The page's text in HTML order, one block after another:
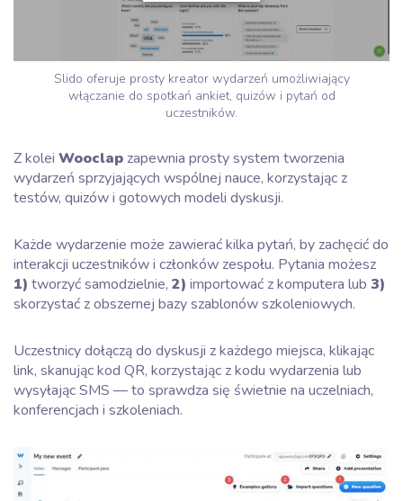
Slido oferuje prosty kreator wydarzeń umożliwiający
włączanie do spotkań ankiet, quizów i pytań od
uczestników.
Z kolei Wooclap zapewnia prosty system tworzenia
wydarzeń sprzyjających wspólnej nauce, korzystając z
testów, quizów i gotowych modeli dyskusji.
Każde wydarzenie może zawierać kilka pytań, by zachęcić do
interakcji uczestników i członków zespołu. Pytania możesz
1) tworzyć samodzielnie, 2) importować z komputera lub 3)
skorzystać z obszernej bazy szablonów szkoleniowych.
Uczestnicy dołączą do dyskusji z każdego miejsca, klikając
link, skanując kod QR, korzystając z kodu wydarzenia lub
wysyłając SMS — to sprawdza się świetnie na uczelniach,
konferencjach i szkoleniach.